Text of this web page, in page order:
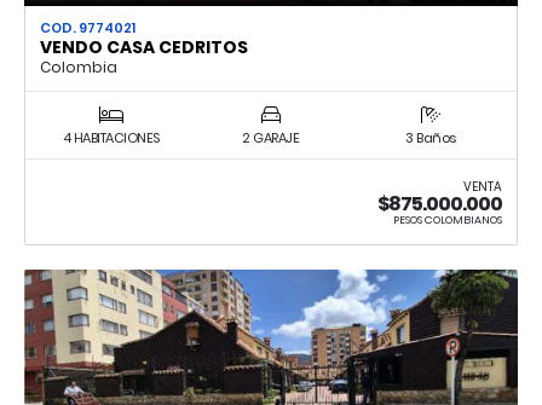
COD. 9774021
VENDO CASA CEDRITOS
Colombia
4 HABITACIONES 2 GARAJE 3 Baños
VENTA
$875.000.000
PESOS COLOMBIANOS